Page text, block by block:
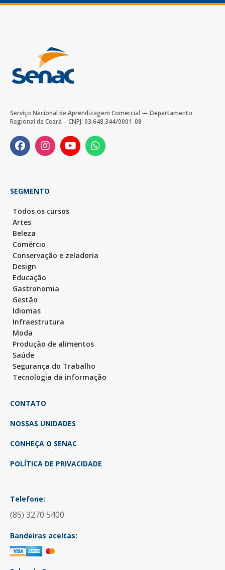
Serviço Nacional de Aprendizagem Comercial — Departamento
Regional da Ceará – CNPJ: 03.648.344/0001-08
SEGMENTO
Todos os cursos
Artes
Beleza
Comércio
Conservação e zeladoria
Design
Educação
Gastronomia
Gestão
Idiomas
Infraestrutura
Moda
Produção de alimentos
Saúde
Segurança do Trabalho
Tecnologia da informação
CONTATO
NOSSAS UNIDADES
CONHEÇA O SENAC
POLÍTICA DE PRIVACIDADE
Telefone:
(85) 3270 5400
Bandeiras aceitas: